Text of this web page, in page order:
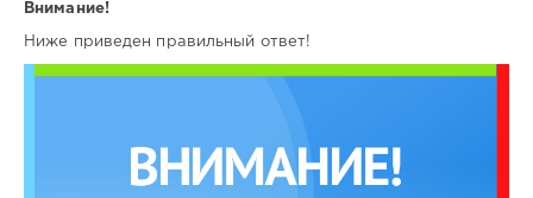
Внимание!
Ниже приведен правильный ответ!